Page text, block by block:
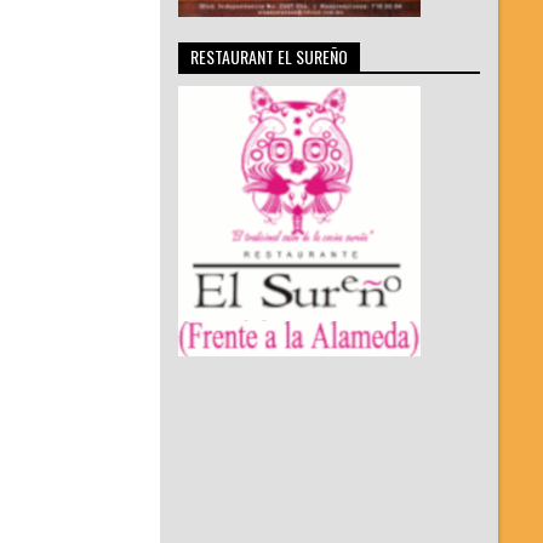
RESTAURANT EL SUREÑO